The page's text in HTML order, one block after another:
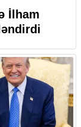
İlham